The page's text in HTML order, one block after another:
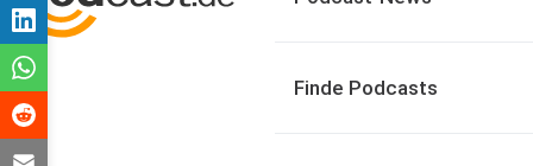
Finde Podcasts